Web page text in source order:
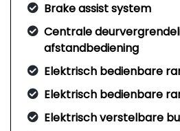
Brake assist system
Centrale
afstandbediening
Elektrisch bedienbare
Elektrisch bedienbare
Elektrisch verstelbare